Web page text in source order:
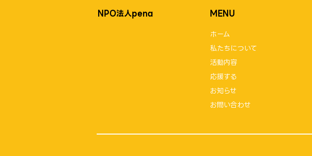
NPO法人pena MENU
ホーム
私たちについて
活動内容
応援する
お知らせ
お問い合わせ